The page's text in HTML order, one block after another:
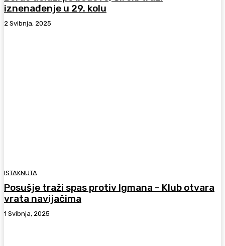
iznenađenje u 29. kolu
2 Svibnja, 2025
ISTAKNUTA
Posušje traži spas protiv Igmana – Klub otvara
vrata navijačima
1 Svibnja, 2025